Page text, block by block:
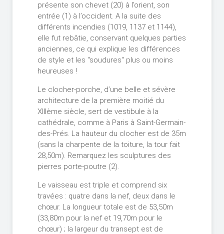
présente son chevet (20) à l’orient, son
entrée (1) à l’occident. A la suite des
différents incendies (1019, 1137 et 1144),
elle fut rebâtie, conservant quelques parties
anciennes, ce qui explique les différences
de style et les "soudures" plus ou moins
heureuses !
Le clocher-porche, d’une belle et sévère
architecture de la première moitié du
XIIIème siècle, sert de vestibule à la
cathédrale, comme à Paris à Saint-Germain-
des-Prés. La hauteur du clocher est de 35m
(sans la charpente de la toiture, la tour fait
28,50m). Remarquez les sculptures des
pierres porte-poutre (2).
Le vaisseau est triple et comprend six
travées : quatre dans la nef, deux dans le
chœur. La longueur totale est de 53,50m
(33,80m pour la nef et 19,70m pour le
chœur) ; la largeur du transept est de